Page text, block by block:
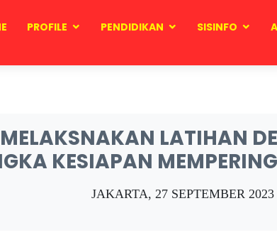
PROFILE PENDIDIKAN SISINFO
LATIHAN
KESIAPAN
JAKARTA, 27 SEPTEMBER 2023